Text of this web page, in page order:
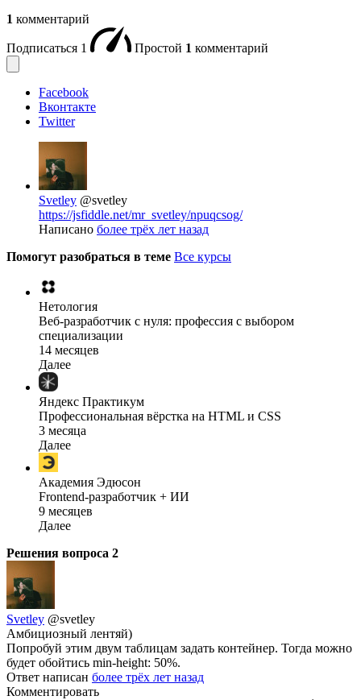
1 комментарий
Подписаться 1 Простой 1 комментарий
Facebook
Вконтакте
Twitter
Svetley @svetley
https://jsfiddle.net/mr_svetley/npuqcsog/
Написано более трёх лет назад
Помогут разобраться в теме Все курсы
Нетология
Веб-разработчик с нуля: профессия с выбором
специализации
14 месяцев
Далее
Яндекс Практикум
Профессиональная вёрстка на HTML и CSS
3 месяца
Далее
Академия Эдюсон
Frontend-разработчик + ИИ
9 месяцев
Далее
Решения вопроса 2
Svetley @svetley
Амбициозный лентяй)
Попробуй этим двум таблицам задать контейнер. Тогда можно
будет обойтись min-height: 50%.
Ответ написан более трёх лет назад
Комментировать